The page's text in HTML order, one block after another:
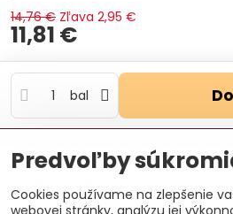
14,76 € Zľava 2,95 €
11,81 €
bal
Otázka k produktu
Doručenia
Výrobca:
D Plast a.s.
Predvoľby
Cookies používame na zlepšenie
webovej stránky, analýzu jej